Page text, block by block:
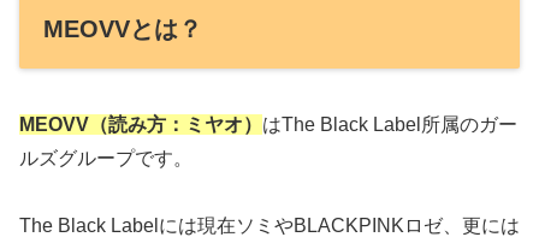
MEOVVとは？
MEOVV（読み方：ミヤオ） はThe Black Label所属のガー
ルズグループです。
The Black Labelには現在ソミやBLACKPINKロゼ、更には